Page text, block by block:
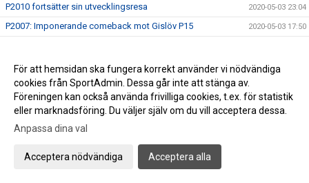
P2010 fortsätter sin utvecklingsresa 2020-05-03 23:04
P2007: Imponerande comeback mot Gislöv P15 2020-05-03 17:50
F2011: Spelglädje mot Linero IF och hattrick av Nia 2020-05-02 18:38
P07: Bländande ungdomsfotboll på 1:a maj 2020-05-01 22:35
Trevlig Valborg!
P07: Spelglädje mot FC Rosengård
F2011: Tjejerna imponerar i hemmadebuten
För att hemsidan ska fungera korrekt använder vi nödvändiga
cookies från SportAdmin. Dessa går inte att stänga av.
Föreningen kan också använda frivilliga cookies, t.ex. för statistik
eller marknadsföring. Du väljer själv om du vill acceptera dessa.
Anpassa dina val
Acceptera nödvändiga Acceptera alla